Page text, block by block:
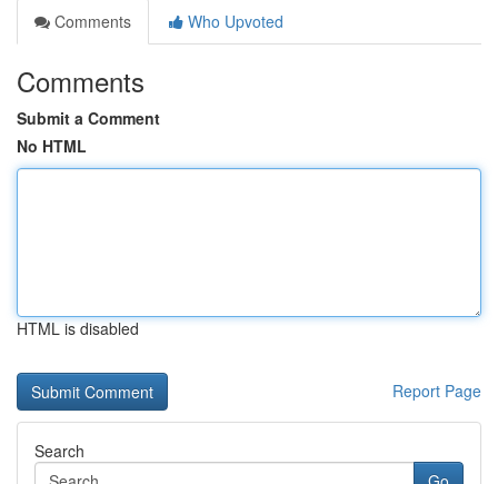
Comments
Who Upvoted
Comments
Submit a Comment
No HTML
HTML is disabled
Report Page
Search